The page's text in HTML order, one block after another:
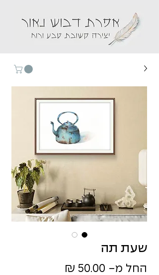
שעת תה
החל מ- 50.00 ₪